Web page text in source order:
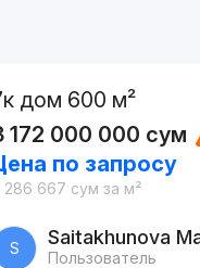
дом 600 м²
172 000 000 сум
по запросу
286 667 сум за м²
S Saitakhunova
Пользователь